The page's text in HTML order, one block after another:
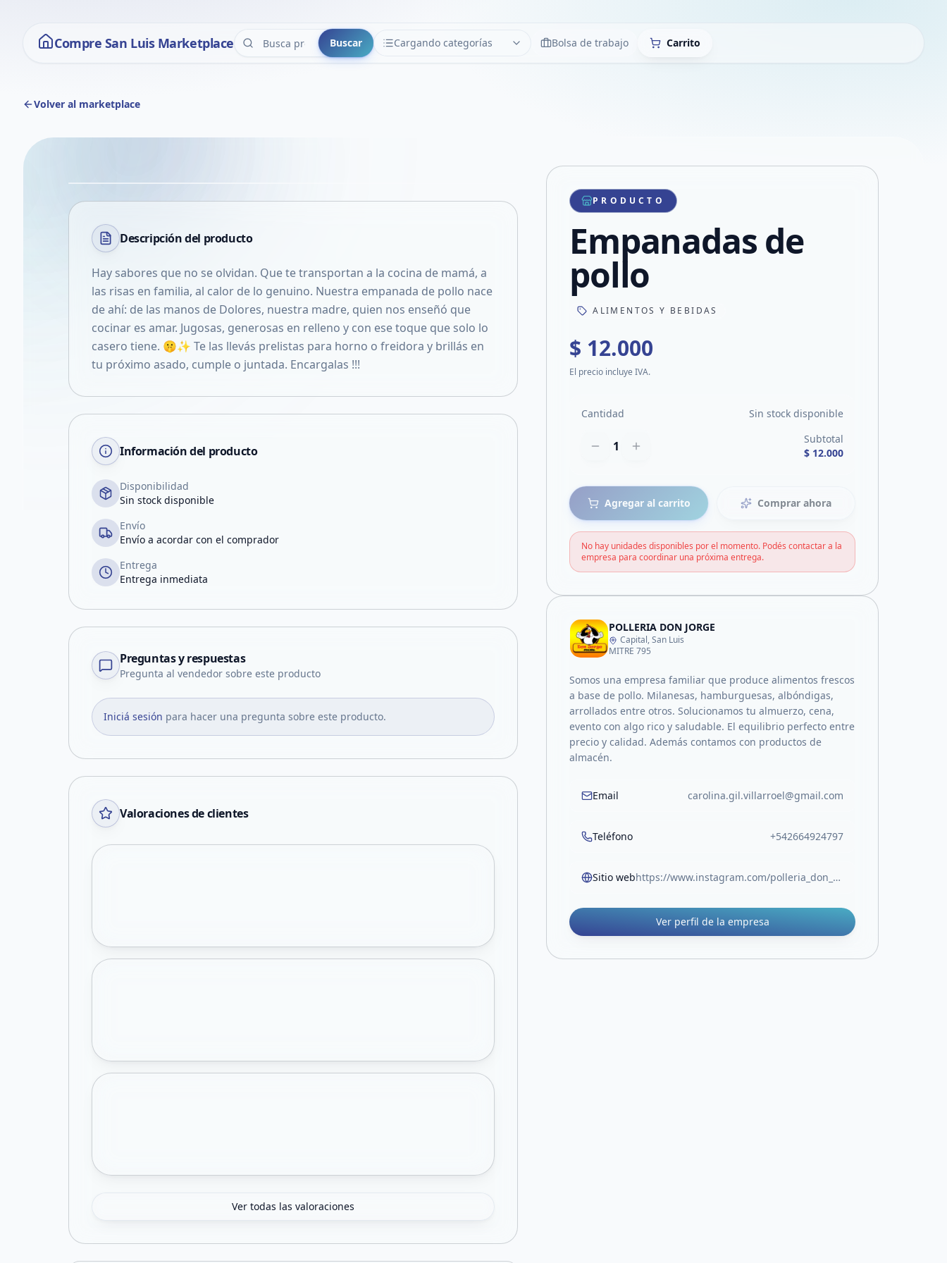
Compre San Luis Marketplace Buscar Cargando categorías
CATEGORÍAS LimpiarBolsa de trabajo Carrito
Volver al marketplace
VER EN PANTALLA COMPLETA
Compartir producto
Compartir por WhatsApp
Compartir por mail
Compartir en Facebook
Compartir en X
Descripción del producto
Hay sabores que no se olvidan. Que te transportan a la cocina de mamá, a
las risas en familia, al calor de lo genuino. Nuestra empanada de pollo nace
de ahí: de las manos de Dolores, nuestra madre, quien nos enseñó que
cocinar es amar. Jugosas, generosas en relleno y con ese toque que solo lo
casero tiene. 🤫✨ Te las llevás prelistas para horno o freidora y brillás en
tu próximo asado, cumple o juntada. Encargalas !!!
Información del producto
Disponibilidad
Sin stock disponible
Envío
Envío a acordar con el comprador
Entrega
Entrega inmediata
Preguntas y respuestas
Pregunta al vendedor sobre este producto
Iniciá sesión para hacer una pregunta sobre este producto.
Valoraciones de clientes
Ver todas las valoraciones
PRODUCTO
Empanadas de
pollo
ALIMENTOS Y BEBIDAS
$ 12.000
El precio incluye IVA.
Cantidad Sin stock disponible
1
Subtotal
$ 12.000
Agregar al carrito Comprar ahora
No hay unidades disponibles por el momento. Podés contactar a la
empresa para coordinar una próxima entrega.
POLLERIA DON JORGE
Capital, San Luis
MITRE 795
Somos una empresa familiar que produce alimentos frescos
a base de pollo. Milanesas, hamburguesas, albóndigas,
arrollados entre otros. Solucionamos tu almuerzo, cena,
evento con algo rico y saludable. El equilibrio perfecto entre
precio y calidad. Además contamos con productos de
almacén.
Email carolina.gil.villarroel@gmail.com
Teléfono +542664924797
Sitio web https://www.instagram.com/polleria_don_jorge/
Ver perfil de la empresa